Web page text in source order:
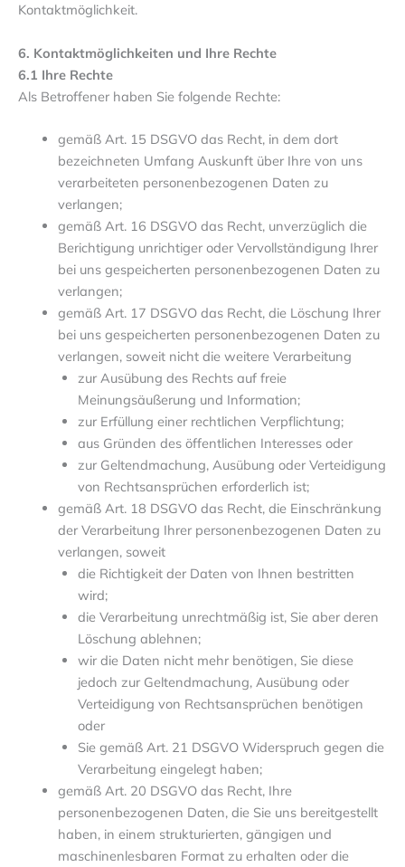
Kontaktmöglichkeit.
6. Kontaktmöglichkeiten und Ihre Rechte
6.1 Ihre Rechte
Als Betroffener haben Sie folgende Rechte:
gemäß Art. 15 DSGVO das Recht, in dem dort
bezeichneten Umfang Auskunft über Ihre von uns
verarbeiteten personenbezogenen Daten zu
verlangen;
gemäß Art. 16 DSGVO das Recht, unverzüglich die
Berichtigung unrichtiger oder Vervollständigung Ihrer
bei uns gespeicherten personenbezogenen Daten zu
verlangen;
gemäß Art. 17 DSGVO das Recht, die Löschung Ihrer
bei uns gespeicherten personenbezogenen Daten zu
verlangen, soweit nicht die weitere Verarbeitung
zur Ausübung des Rechts auf freie
Meinungsäußerung und Information;
zur Erfüllung einer rechtlichen Verpflichtung;
aus Gründen des öffentlichen Interesses oder
zur Geltendmachung, Ausübung oder Verteidigung
von Rechtsansprüchen erforderlich ist;
gemäß Art. 18 DSGVO das Recht, die Einschränkung
der Verarbeitung Ihrer personenbezogenen Daten zu
verlangen, soweit
die Richtigkeit der Daten von Ihnen bestritten
wird;
die Verarbeitung unrechtmäßig ist, Sie aber deren
Löschung ablehnen;
wir die Daten nicht mehr benötigen, Sie diese
jedoch zur Geltendmachung, Ausübung oder
Verteidigung von Rechtsansprüchen benötigen
oder
Sie gemäß Art. 21 DSGVO Widerspruch gegen die
Verarbeitung eingelegt haben;
gemäß Art. 20 DSGVO das Recht, Ihre
personenbezogenen Daten, die Sie uns bereitgestellt
haben, in einem strukturierten, gängigen und
maschinenlesbaren Format zu erhalten oder die